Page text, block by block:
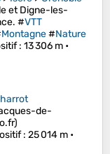
et Digne-les-
#VTT
Montagne#Nature
: 13 306 m •
de-
: 25 014 m •